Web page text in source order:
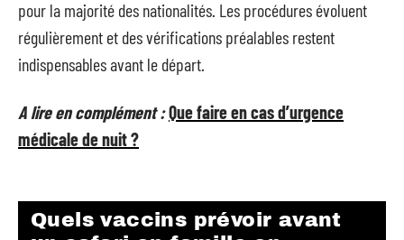
pour la majorité des nationalités. Les procédures évoluent
régulièrement et des vérifications préalables restent
indispensables avant le départ.
A lire en complément :Que faire en cas d’urgence
médicale de nuit ?
Quels vaccins prévoir avant